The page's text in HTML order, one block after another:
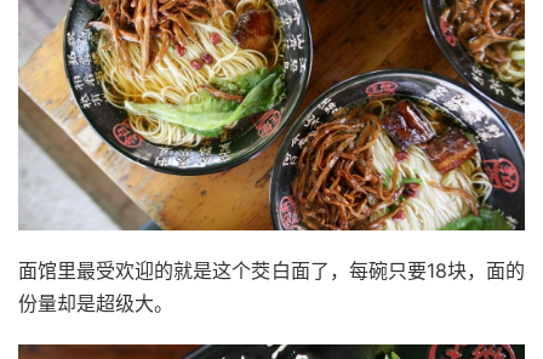
面馆里最受欢迎的就是这个茭白面了，每碗只要18块，面的
份量却是超级大。